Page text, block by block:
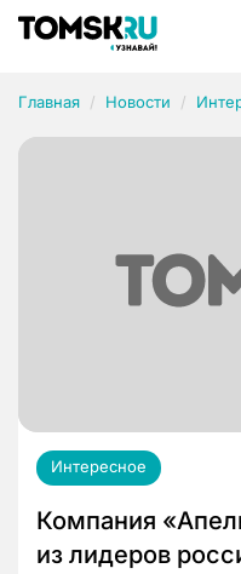
Главная Новости
Интересное
Компания
из лидеров